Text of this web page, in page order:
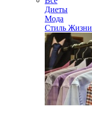
Диеты
Мода
Стиль Жизни